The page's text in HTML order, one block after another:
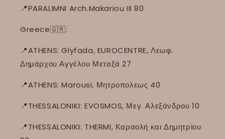
📍PARALIMNI Arch.Makariou III 80
Greece🇬🇷:
📍ATHENS: Glyfada, EUROCENTRE, Λεωφ.
Δημάρχου Αγγέλου Μεταξά 27
📍ATHENS: Marousi, Μητροπολεως 40
📍THESSALONIKI: EVOSMOS, Μεγ. Αλεξάνδρου 10
📍THESSALONIKI: THERMI, Καραολή και Δημητρίου